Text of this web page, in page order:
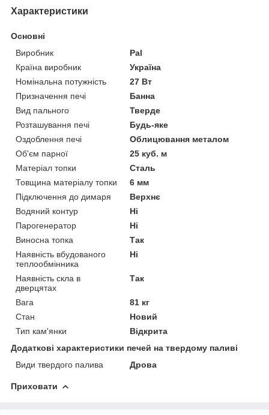
Характеристики
Основні
Виробник
Pal
Країна виробник
Україна
Номінальна потужність
27 Вт
Призначення печі
Банна
Вид пального
Тверде
Розташування печі
Будь-яке
Оздоблення печі
Облицювання металом
Об'єм парної
25 куб. м
Матеріал топки
Сталь
Товщина матеріалу топки
6 мм
Підключення до димаря
Верхнє
Водяний контур
Ні
Парогенератор
Ні
Виносна топка
Так
Наявність вбудованого
теплообмінника
Ні
Наявність скла в
дверцятах
Так
Вага
81 кг
Стан
Новий
Тип кам'янки
Відкрита
Додаткові характеристики печей на твердому паливі
Види твердого палива
Дрова
Приховати